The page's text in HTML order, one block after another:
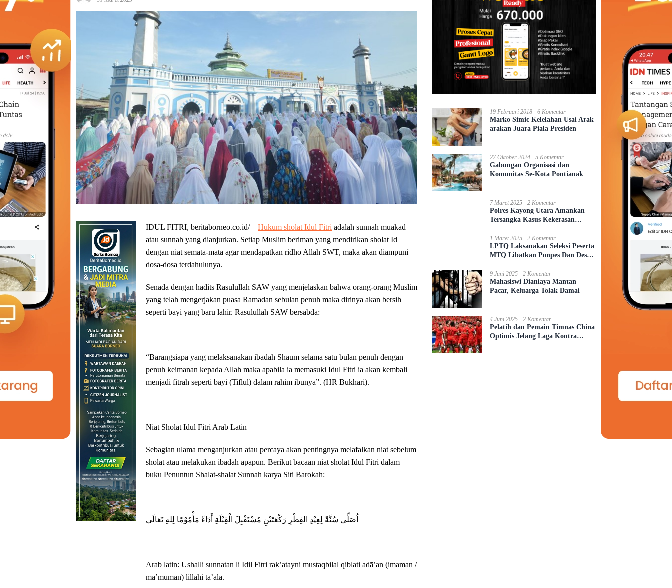
IDUL FITRI, beritaborneo.co.id/– Hukum sholat Idul Fitri adalah sunnah muakad
atau sunnah yang dianjurkan. Setiap Muslim beriman yang mendirikan sholat Id
dengan niat semata-mata agar mendapatkan ridho Allah SWT, maka akan diampuni
dosa-dosa terdahulunya.
Senada dengan hadits Rasulullah SAW yang menjelaskan bahwa orang-orang Muslim
yang telah mengerjakan puasa Ramadan sebulan penuh maka dirinya akan bersih
seperti bayi yang baru lahir. Rasulullah SAW bersabda:
“Barangsiapa yang melaksanakan ibadah Shaum selama satu bulan penuh dengan
penuh keimanan kepada Allah maka apabila ia memasuki Idul Fitri ia akan kembali
menjadi fitrah seperti bayi (Tiflul) dalam rahim ibunya”. (HR Bukhari).
Niat Sholat Idul Fitri Arab Latin
Sebagian ulama menganjurkan atau percaya akan pentingnya melafalkan niat sebelum
sholat atau melakukan ibadah apapun. Berikut bacaan niat sholat Idul Fitri dalam
buku Penuntun Shalat-shalat Sunnah karya Siti Barokah:
اُصَلِّى سُنَّةً لِعِيْدِ الفِطْرِ رَكْعَتَيْنِ مُسْتَقْبِلَ الْقِبْلَةِ أَدَاءً مَأْمُوْمًا لِلهِ تَعَالَى
Arab latin: Ushalli sunnatan li Idil Fitri rak’atayni mustaqbilal qiblati adā’an (imaman /
ma’mūman) lillāhi ta’ālā.
19 Februari 2018 6 Komentar
Marko Simic Kelelahan Usai Arak
arakan Juara Piala Presiden
27 Oktober 2024 5 Komentar
Gabungan Organisasi dan
Komunitas Se-Kota Pontianak
7 Maret 2025 2 Komentar
Polres Kayong Utara Amankan
Tersangka Kasus Kekerasan
1 Maret 2025 2 Komentar
LPTQ Laksanakan Seleksi Peserta
MTQ Libatkan Ponpes Dan Desa
9 Juni 2025 2 Komentar
Mahasiswi Dianiaya Mantan
Pacar, Keluarga Tolak Damai
4 Juni 2025 2 Komentar
Pelatih dan Pemain Timnas China
Optimis Jelang Laga Kontra